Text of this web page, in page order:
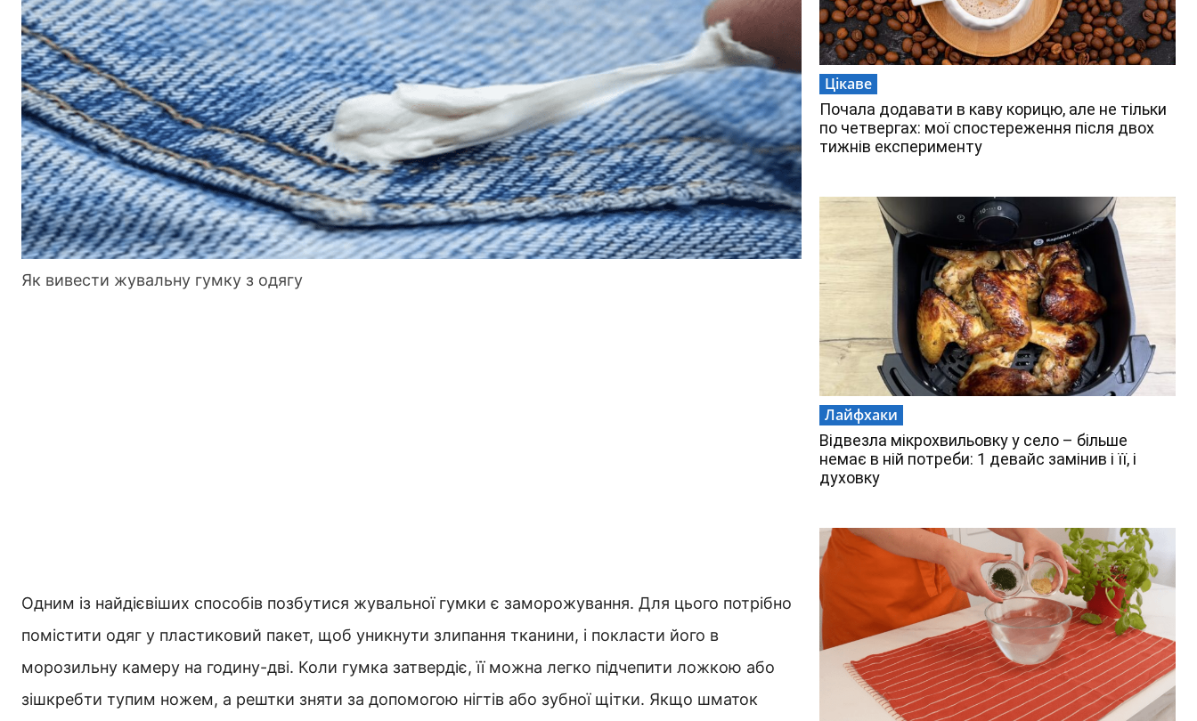
Як вивести жувальну гумку з одягу
Одним із найдієвіших способів позбутися жувальної гумки є заморожування. Для цього потрібно
помістити одяг у пластиковий пакет, щоб уникнути злипання тканини, і покласти його в
морозильну камеру на годину-дві. Коли гумка затвердіє, її можна легко підчепити ложкою або
зішкребти тупим ножем, а рештки зняти за допомогою нігтів або зубної щітки. Якщо шматок
Цікаве
Почала додавати в каву корицю, але не тільки
по четвергах: мої спостереження після двох
тижнів експерименту
Лайфхаки
Відвезла мікрохвильовку у село – більше
немає в ній потреби: 1 девайс замінив і її, і
духовку